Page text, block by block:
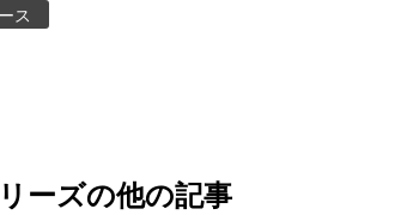
ス
ーズの他の記事